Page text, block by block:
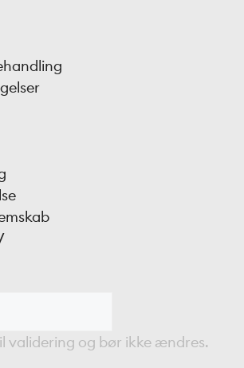
validering og bør ikke ændres.